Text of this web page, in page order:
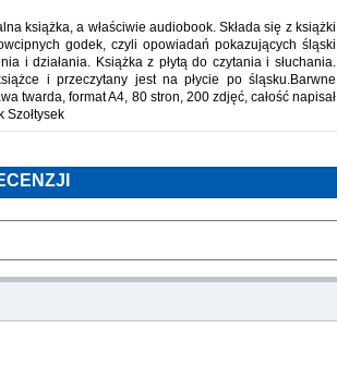
książka, a właściwie audiobook. Składa się z książki
godek, czyli opowiadań pokazujących śląski
i działania. Książka z płytą do czytania i słuchania.
i przeczytany jest na płycie po śląsku.Barwne
twarda, format A4, 80 stron, 200 zdjęć, całość napisał
Szołtysek